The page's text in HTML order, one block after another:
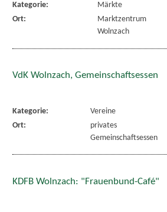
Kategorie:
Märkte
Ort:
Marktzentrum
Wolnzach
VdK Wolnzach, Gemeinschaftsessen
Kategorie:
Vereine
Ort:
privates
Gemeinschaftsessen
KDFB Wolnzach: "Frauenbund-Café"